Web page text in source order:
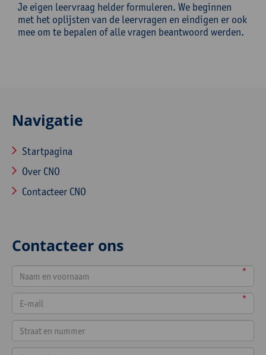
Je eigen leervraag helder formuleren. We beginnen
met het oplijsten van de leervragen en eindigen er ook
mee om te bepalen of alle vragen beantwoord werden.
Navigatie
Startpagina
Over CNO
Contacteer CNO
Contacteer ons
*
*